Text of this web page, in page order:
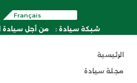
Français
شبكة سيادة :
من أجل سيادة
الرئيسية
مجلة سيادة